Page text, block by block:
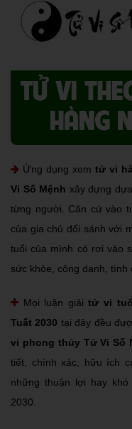
Ứng dụng xemtử vi
Vi Số Mệnh xây dựng
từng người. Căn cứ vào
của gia chủ đối sánh với
tuổi của mình có rơi vào
sức khỏe, công danh, tình
Mọi luận giảitử vi
Tuất 2030 tại đây đều
vi phong thủy Tử Vi Số
tiết, chính xác, hữu ích
những thuận lợi hay
2030.